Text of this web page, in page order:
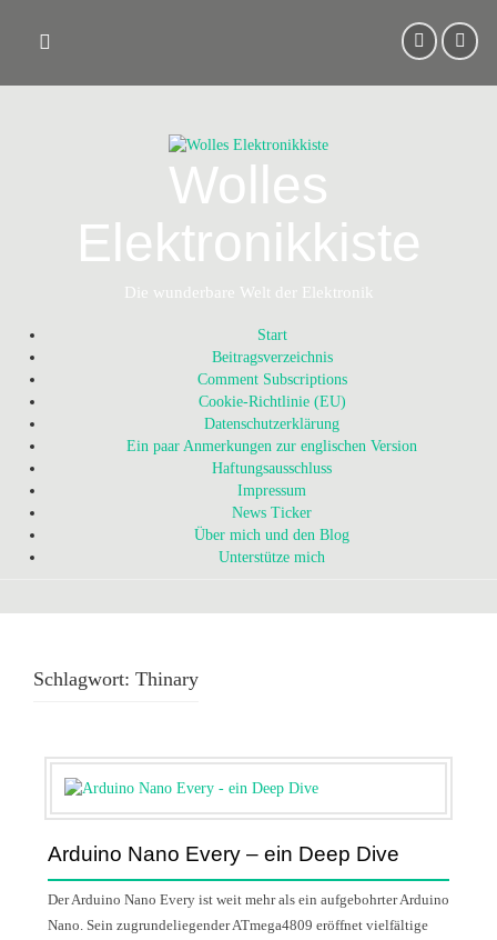
content
Wolles
Elektronikkiste
Die wunderbare Welt der Elektronik
Start
Beitragsverzeichnis
Comment Subscriptions
Cookie-Richtlinie (EU)
Datenschutzerklärung
Ein paar Anmerkungen zur englischen Version
Haftungsausschluss
Impressum
News Ticker
Über mich und den Blog
Unterstütze mich
Schlagwort: Thinary
Arduino Nano Every – ein Deep Dive
Der Arduino Nano Every ist weit mehr als ein aufgebohrter Arduino
Nano. Sein zugrundeliegender ATmega4809 eröffnet vielfältige